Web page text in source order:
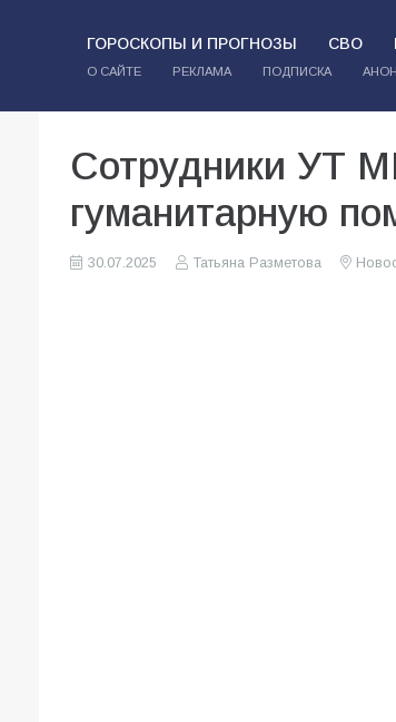
ГОРОСКОПЫ И ПРОГНОЗЫ СВО
О САЙТЕ РЕКЛАМА ПОДПИСКА
Сотрудники УТ
гуманитарную
30.07.2025 Татьяна Разметова